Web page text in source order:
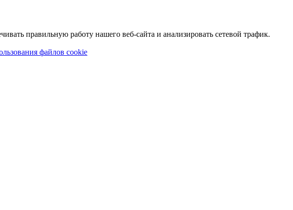
правильную работу нашего веб-сайта и анализировать сетевой трафик.
файлов cookie